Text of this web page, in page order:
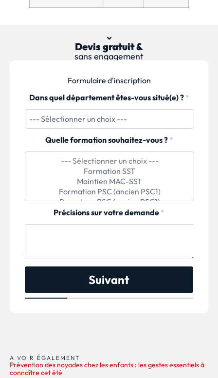
Devis gratuit &
sans engagement
Formulaire d'inscription
Dans quel département êtes-vous situé(e) ? *
Quelle formation souhaitez-vous ? *
Précisions sur votre demande *
Suivant
A VOIR ÉGALEMENT
Prévention des noyades chez les enfants : les gestes essentiels à
connaître cet été